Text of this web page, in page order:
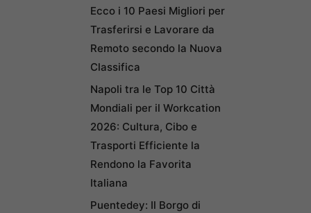
Ecco i 10 Paesi Migliori per
Trasferirsi e Lavorare da
Remoto secondo la Nuova
Classifica
Napoli tra le Top 10 Città
Mondiali per il Workcation
2026: Cultura, Cibo e
Trasporti Efficiente la
Rendono la Favorita
Italiana
Puentedey: Il Borgo di